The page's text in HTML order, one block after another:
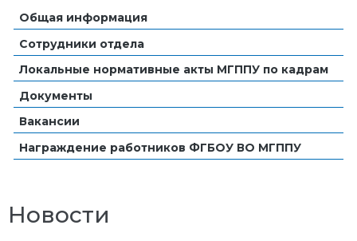
Общая информация
Сотрудники отдела
Локальные нормативные акты МГППУ по кадрам
Документы
Вакансии
Награждение работников ФГБОУ ВО МГППУ
Новости